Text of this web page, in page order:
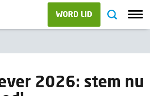
WORD LID
2026: stem nu